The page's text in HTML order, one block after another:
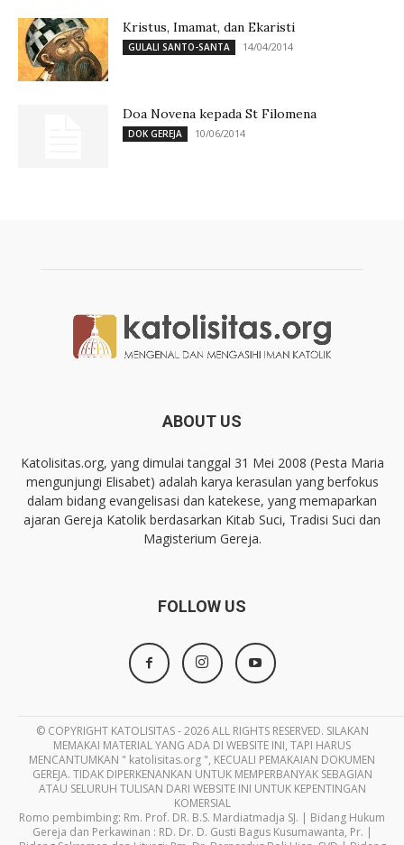
Kristus, Imamat, dan Ekaristi
GULALI SANTO-SANTA 14/04/2014
Doa Novena kepada St Filomena
DOK GEREJA 10/06/2014
ABOUT US
Katolisitas.org, yang dimulai tanggal 31 Mei 2008 (Pesta Maria
mengunjungi Elisabet) adalah karya kerasulan yang berfokus
dalam bidang evangelisasi dan katekese, yang memaparkan
ajaran Gereja Katolik berdasarkan Kitab Suci, Tradisi Suci dan
Magisterium Gereja.
FOLLOW US
© COPYRIGHT KATOLISITAS - 2026 ALL RIGHTS RESERVED. SILAKAN
MEMAKAI MATERIAL YANG ADA DI WEBSITE INI, TAPI HARUS
MENCANTUMKAN " katolisitas.org ", KECUALI PEMAKAIAN DOKUMEN
GEREJA. TIDAK DIPERKENANKAN UNTUK MEMPERBANYAK SEBAGIAN
ATAU SELURUH TULISAN DARI WEBSITE INI UNTUK KEPENTINGAN
KOMERSIAL
Romo pembimbing: Rm. Prof. DR. B.S. Mardiatmadja SJ. | Bidang Hukum
Gereja dan Perkawinan : RD. Dr. D. Gusti Bagus Kusumawanta, Pr. |